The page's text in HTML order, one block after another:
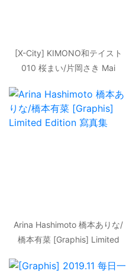
[X-City] KIMONO和テイスト
010 桜まい/片岡さき Mai
Arina Hashimoto 橋本ありな/
橋本有菜 [Graphis] Limited